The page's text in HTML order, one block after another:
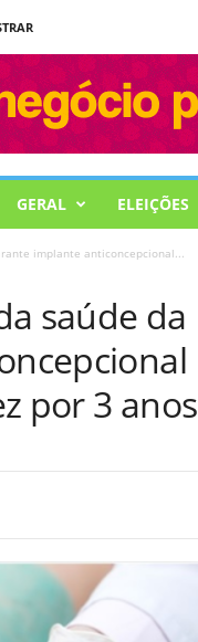
GERAL ELEIÇÕES
implante anticoncepcional...
saúde da
por 3 anos